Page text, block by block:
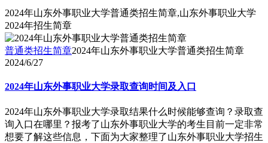
2024年山东外事职业大学普通类招生简章,山东外事职业大学
2024年招生简章
普通类招生简章2024年山东外事职业大学普通类招生简章
2024/6/27
2024年山东外事职业大学录取查询时间及入口
2024年山东外事职业大学录取结果什么时候能够查询？录取查
询入口在哪里？报考了山东外事职业大学的考生目前一定非常
想要了解这些信息，下面为大家整理了山东外事职业大学招生